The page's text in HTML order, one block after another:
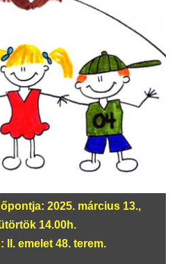
2025. március 13.,
14.00h.
II. emelet 48. terem.